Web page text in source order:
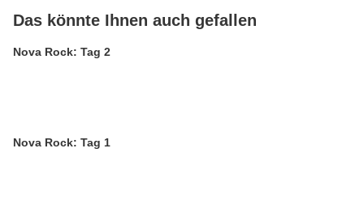
Das könnte Ihnen auch gefallen
Nova Rock: Tag 2
Nova Rock: Tag 1